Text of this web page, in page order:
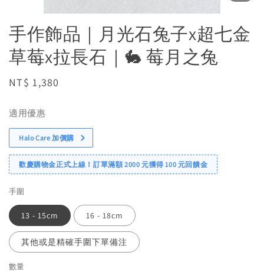
手作飾品｜月光石兔子x超七金
草莓x拉長石｜🐇 莓月之兔
Regular
NT$ 1,380
適用優惠
Halo Care 加價購
歡慶購物金正式上線！訂單滿額 2000 元獲得 100 元回饋金
手圍
13 - 15cm 16 - 18cm
其他或是精確手圍下單備注
數量